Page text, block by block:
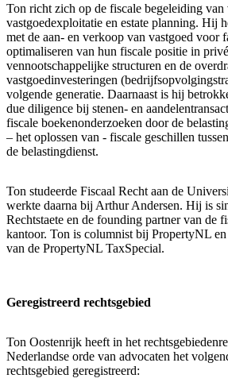
Ton richt zich op de fiscale begeleiding van
vastgoedexploitatie en estate planning. Hij
met de aan- en verkoop van vastgoed voor
optimaliseren van hun fiscale positie in
vennootschappelijke structuren en de
vastgoedinvesteringen
volgende generatie. Daarnaast is hij
due diligence bij stenen- en
fiscale boekenonderzoeken door de
– het oplossen van - fiscale geschillen
de belastingdienst.
Ton studeerde Fiscaal Recht aan de
werkte daarna bij Arthur Andersen. Hij is
Rechtstaete en de founding partner van de
kantoor. Ton is columnist bij PropertyNL
van de PropertyNL TaxSpecial.
Geregistreerd rechtsgebied
Ton Oostenrijk heeft in het
Nederlandse orde van advocaten het
rechtsgebied geregistreerd: